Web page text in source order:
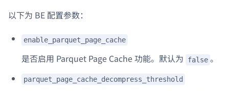
以下为 BE 配置参数：
enable_parquet_page_cache
是否启用 Parquet Page Cache 功能。默认为 false 。
parquet_page_cache_decompress_threshold